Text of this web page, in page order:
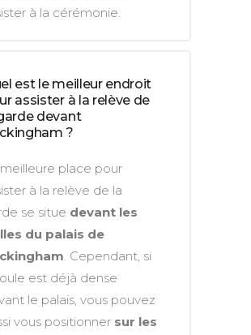
à la cérémonie.
est le meilleur endroit
assister à la relève de
devant
?
place pour
à la relève de la
se situe devant les
du palais de
. Cependant, si
est déjà dense
le palais, vous pouvez
vous positionner sur les